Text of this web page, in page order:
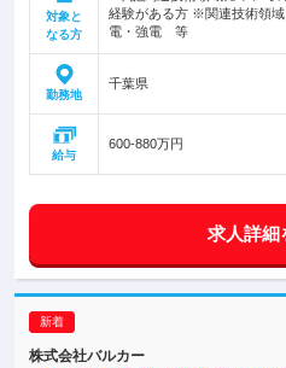
対象と
なる方
経験がある方 ※関連技術領
電・強電 等
勤務地
千葉県
給与
600-880万円
求人詳細
株式会社バルカー